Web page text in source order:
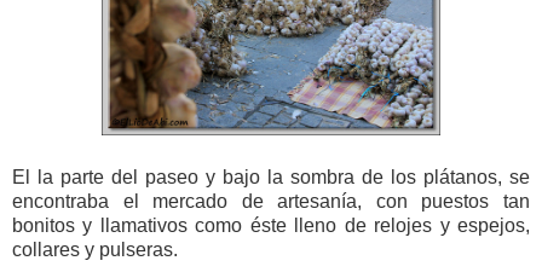
El la parte del paseo y bajo la sombra de los plátanos, se
encontraba el mercado de artesanía, con puestos tan
bonitos y llamativos como éste lleno de relojes y espejos,
collares y pulseras.